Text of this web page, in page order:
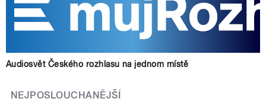
Audiosvět Českého rozhlasu na jednom místě
NEJPOSLOUCHANĚJŠÍ